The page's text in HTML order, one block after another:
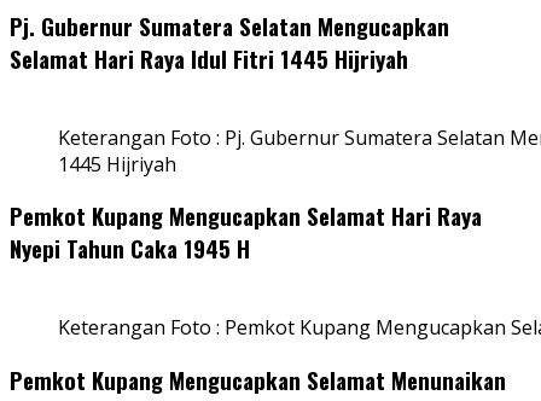
Pj. Gubernur Sumatera Selatan Mengucapkan
Selamat Hari Raya Idul Fitri 1445 Hijriyah
Keterangan Foto : Pj. Gubernur Sumatera Selatan
1445 Hijriyah
Pemkot Kupang Mengucapkan Selamat Hari Raya
Nyepi Tahun Caka 1945 H
Keterangan Foto : Pemkot Kupang Mengucapkan
Pemkot Kupang Mengucapkan Selamat Menunaikan